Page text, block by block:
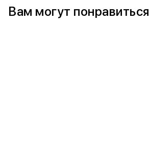
Вам могут понравиться